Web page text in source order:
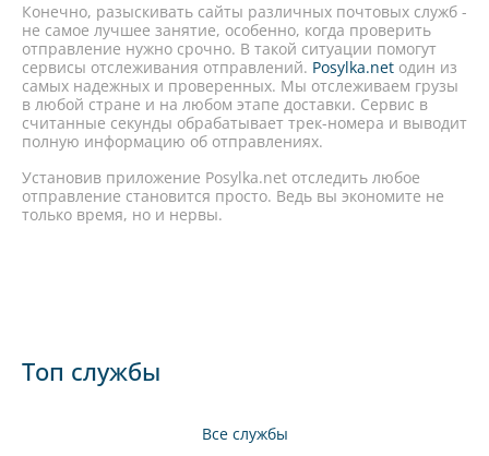
Топ службы
Все службы
Конечно, разыскивать сайты различных почтовых служб -
не самое лучшее занятие, особенно, когда проверить
отправление нужно срочно. В такой ситуации помогут
сервисы отслеживания отправлений. Posylka.net один из
самых надежных и проверенных. Мы отслеживаем грузы
в любой стране и на любом этапе доставки. Сервис в
считанные секунды обрабатывает трек-номера и выводит
полную информацию об отправлениях.
Установив приложение Posylka.net отследить любое
отправление становится просто. Ведь вы экономите не
только время, но и нервы.